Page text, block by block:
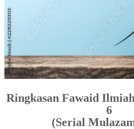
Ringkasan Fawaid
6
(Serial